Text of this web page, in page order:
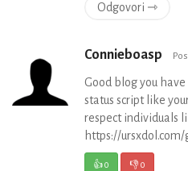
Odgovori ⇾
Connieboasp
Good blog you
status script like
respect individuals
https://
👍0 👎0